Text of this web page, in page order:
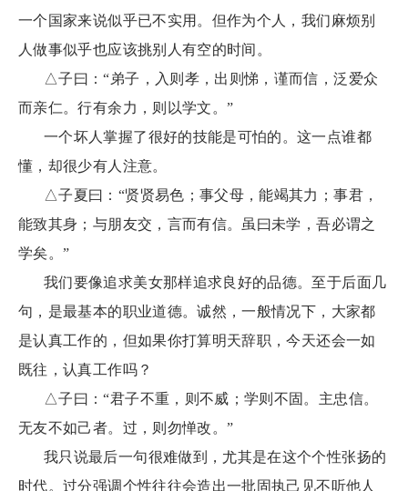
一个国家来说似乎已不实用。但作为个人，我们麻烦别
人做事似乎也应该挑别人有空的时间。
△子曰：“弟子，入则孝，出则悌，谨而信，泛爱众
而亲仁。行有余力，则以学文。”
一个坏人掌握了很好的技能是可怕的。这一点谁都
懂，却很少有人注意。
△子夏曰：“贤贤易色；事父母，能竭其力；事君，
能致其身；与朋友交，言而有信。虽曰未学，吾必谓之
学矣。”
我们要像追求美女那样追求良好的品德。至于后面几
句，是最基本的职业道德。诚然，一般情况下，大家都
是认真工作的，但如果你打算明天辞职，今天还会一如
既往，认真工作吗？
△子曰：“君子不重，则不威；学则不固。主忠信。
无友不如己者。过，则勿惮改。”
我只说最后一句很难做到，尤其是在这个个性张扬的
时代。过分强调个性往往会造出一批固执己见不听他人